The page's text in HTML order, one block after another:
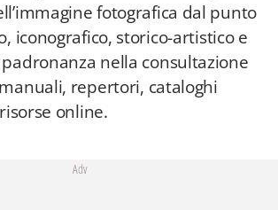
fotografica dal punto
iconografico, storico-artistico e
nella consultazione
repertori, cataloghi
online.
Adv